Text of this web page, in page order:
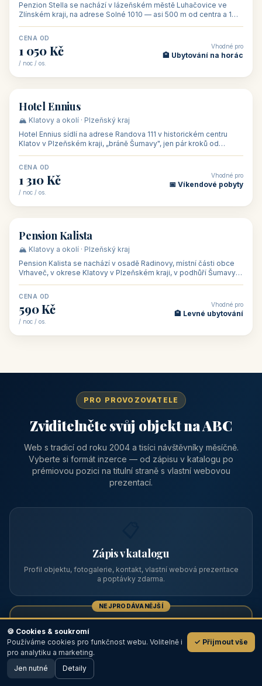
Penzion Stella se nachází v lázeňském městě Luhačovice ve
Zlínském kraji, na adrese Solné 1010 — asi 500 m od centra a 1
CENA OD
1 050 Kč
/ noc / os.
Vhodné pro
🏨 Ubytování na horác
🏨 hotel
Hotel Ennius
🏔️ Klatovy a okolí · Plzeňský kraj
Hotel Ennius sídlí na adrese Randova 111 v historickém centru
Klatov v Plzeňském kraji, „bráně Šumavy", jen pár kroků od
CENA OD
1 310 Kč
/ noc / os.
Vhodné pro
📅 Víkendové pobyty
🏡 penzion
Pension Kalista
🏔️ Klatovy a okolí · Plzeňský kraj
Pension Kalista se nachází v osadě Radinovy, místní části obce
Vrhaveč, v okrese Klatovy v Plzeňském kraji, v podhůří Šumavy
CENA OD
590 Kč
/ noc / os.
Vhodné pro
🏨 Levné ubytování
PRO PROVOZOVATELE
Zviditelněte svůj objekt na ABC
Web s tradicí od roku 2004 a tisíci návštěvníky měsíčně.
Vyberte si formát inzerce — od zápisu v katalogu po
prémiovou pozici na titulní straně s vlastní webovou
prezentací.
Zápis v katalogu
Profil objektu, fotogalerie, kontakt, vlastní webová prezentace
a poptávky zdarma.
NEJPRODÁVANĚJŠÍ
Prémiový partner
TOP pozice na titulce, přednost ve výpisech, zlatý odznak a
💬
🖥️ Desktop verze
🍪 Cookies & soukromí
Používáme cookies pro funkčnost webu. Volitelně i
pro analytiku a marketing.
✓ Přijmout vše
Jen nutné Detaily